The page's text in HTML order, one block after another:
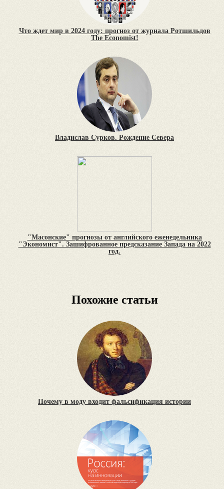
Что ждет мир в 2024 году: прогноз от журнала Ротшильдов
The Economist!
Владислав Сурков. Рождение Севера
"Масонские" прогнозы от английского еженедельника
"Экономист". Зашифрованное предсказание Запада на 2022
год.
Похожие статьи
Почему в моду входит фальсификация истории